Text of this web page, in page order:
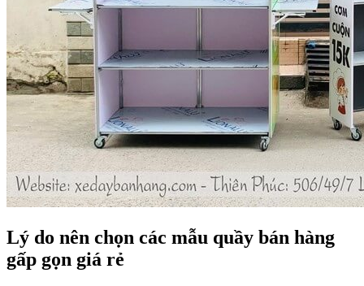
Lý do nên chọn các mẫu quầy bán hàng
gấp gọn giá rẻ